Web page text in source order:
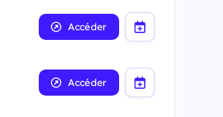
Accéder
Accéder